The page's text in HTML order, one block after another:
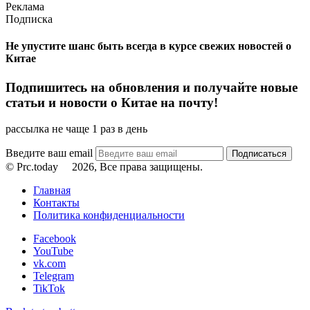
Реклама
Подписка
Не упустите шанс быть всегда в курсе свежих новостей о
Китае
Подпишитесь на обновления и получайте новые
статьи и новости о Китае на почту!
рассылка не чаще 1 раз в день
Введите ваш email
© Prc.today
2026, Все права защищены.
Главная
Контакты
Политика конфиденциальности
Facebook
YouTube
vk.com
Telegram
TikTok